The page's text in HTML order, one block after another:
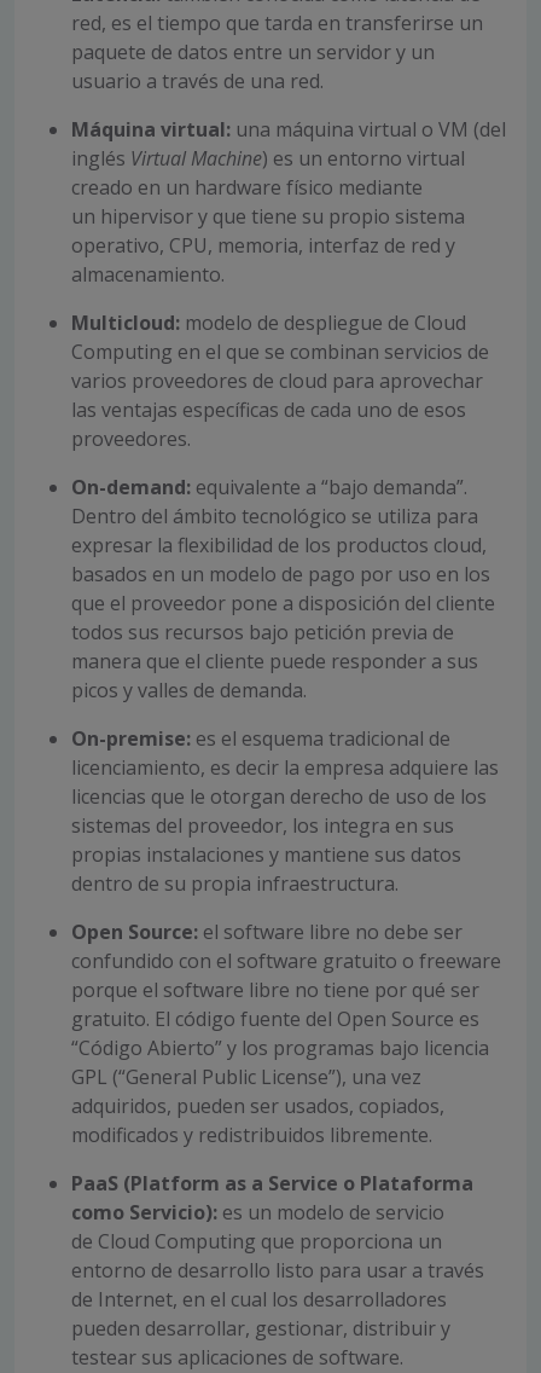
red, es el tiempo que tarda en transferirse un
paquete de datos entre un servidor y un
usuario a través de una red.
Máquina virtual: una máquina virtual o VM (del
inglés Virtual Machine) es un entorno virtual
creado en un hardware físico mediante
un hipervisor y que tiene su propio sistema
operativo, CPU, memoria, interfaz de red y
almacenamiento.
Multicloud: modelo de despliegue de Cloud
Computing en el que se combinan servicios de
varios proveedores de cloud para aprovechar
las ventajas específicas de cada uno de esos
proveedores.
On-demand: equivalente a “bajo demanda”.
Dentro del ámbito tecnológico se utiliza para
expresar la flexibilidad de los productos cloud,
basados en un modelo de pago por uso en los
que el proveedor pone a disposición del cliente
todos sus recursos bajo petición previa de
manera que el cliente puede responder a sus
picos y valles de demanda.
On-premise: es el esquema tradicional de
licenciamiento, es decir la empresa adquiere las
licencias que le otorgan derecho de uso de los
sistemas del proveedor, los integra en sus
propias instalaciones y mantiene sus datos
dentro de su propia infraestructura.
Open Source: el software libre no debe ser
confundido con el software gratuito o freeware
porque el software libre no tiene por qué ser
gratuito. El código fuente del Open Source es
“Código Abierto” y los programas bajo licencia
GPL (“General Public License”), una vez
adquiridos, pueden ser usados, copiados,
modificados y redistribuidos libremente.
PaaS (Platform as a Service o Plataforma
como Servicio): es un modelo de servicio
de Cloud Computing que proporciona un
entorno de desarrollo listo para usar a través
de Internet, en el cual los desarrolladores
pueden desarrollar, gestionar, distribuir y
testear sus aplicaciones de software.